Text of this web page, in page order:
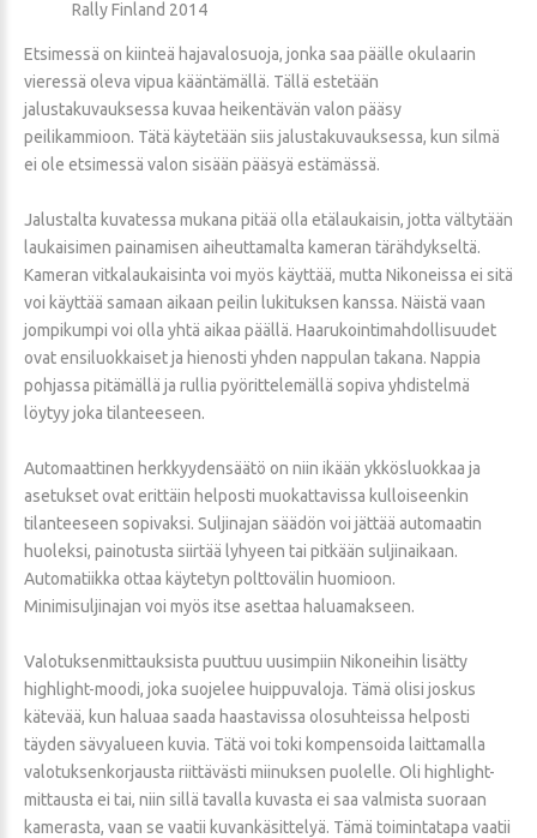
Rally Finland 2014
Etsimessä on kiinteä hajavalosuoja, jonka saa päälle okulaarin
vieressä oleva vipua kääntämällä. Tällä estetään
jalustakuvauksessa kuvaa heikentävän valon pääsy
peilikammioon. Tätä käytetään siis jalustakuvauksessa, kun silmä
ei ole etsimessä valon sisään pääsyä estämässä.
Jalustalta kuvatessa mukana pitää olla etälaukaisin, jotta vältytään
laukaisimen painamisen aiheuttamalta kameran tärähdykseltä.
Kameran vitkalaukaisinta voi myös käyttää, mutta Nikoneissa ei sitä
voi käyttää samaan aikaan peilin lukituksen kanssa. Näistä vaan
jompikumpi voi olla yhtä aikaa päällä. Haarukointimahdollisuudet
ovat ensiluokkaiset ja hienosti yhden nappulan takana. Nappia
pohjassa pitämällä ja rullia pyörittelemällä sopiva yhdistelmä
löytyy joka tilanteeseen.
Automaattinen herkkyydensäätö on niin ikään ykkösluokkaa ja
asetukset ovat erittäin helposti muokattavissa kulloiseenkin
tilanteeseen sopivaksi. Suljinajan säädön voi jättää automaatin
huoleksi, painotusta siirtää lyhyeen tai pitkään suljinaikaan.
Automatiikka ottaa käytetyn polttovälin huomioon.
Minimisuljinajan voi myös itse asettaa haluamakseen.
Valotuksenmittauksista puuttuu uusimpiin Nikoneihin lisätty
highlight-moodi, joka suojelee huippuvaloja. Tämä olisi joskus
kätevää, kun haluaa saada haastavissa olosuhteissa helposti
täyden sävyalueen kuvia. Tätä voi toki kompensoida laittamalla
valotuksenkorjausta riittävästi miinuksen puolelle. Oli highlight-
mittausta ei tai, niin sillä tavalla kuvasta ei saa valmista suoraan
kamerasta, vaan se vaatii kuvankäsittelyä. Tämä toimintatapa vaatii